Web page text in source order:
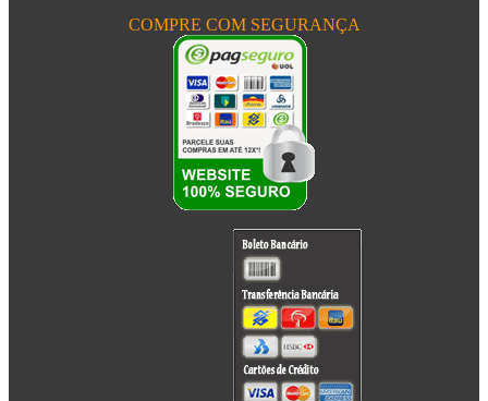
COMPRE COM SEGURANÇA